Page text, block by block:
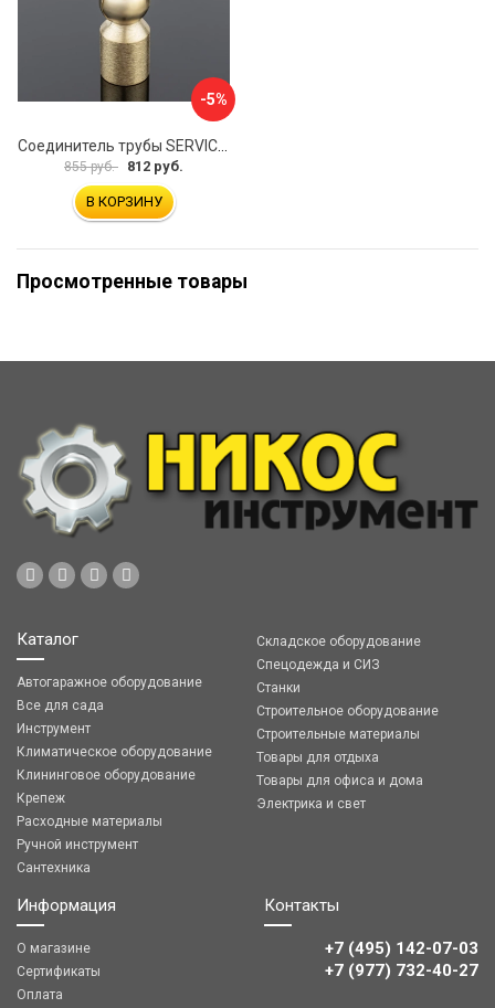
-5%
855 руб. 812 руб.
В КОРЗИНУ
Просмотренные товары
Каталог
Автогаражное оборудование
Все для сада
Инструмент
Климатическое оборудование
Клининговое оборудование
Крепеж
Расходные материалы
Ручной инструмент
Сантехника
Складское оборудование
Спецодежда и СИЗ
Станки
Строительное оборудование
Строительные материалы
Товары для отдыха
Товары для офиса и дома
Электрика и свет
Информация
О магазине
Сертификаты
Оплата
Контакты
+7 (495) 142-07-03
‎‎+7 (977) 732-40-27